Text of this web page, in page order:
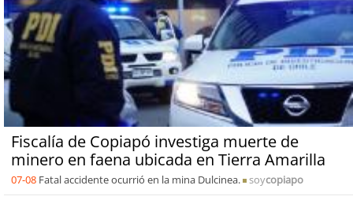
Fiscalía de Copiapó investiga muerte de
minero en faena ubicada en Tierra Amarilla
07-08 Fatal accidente ocurrió en la mina Dulcinea. soycopiapo